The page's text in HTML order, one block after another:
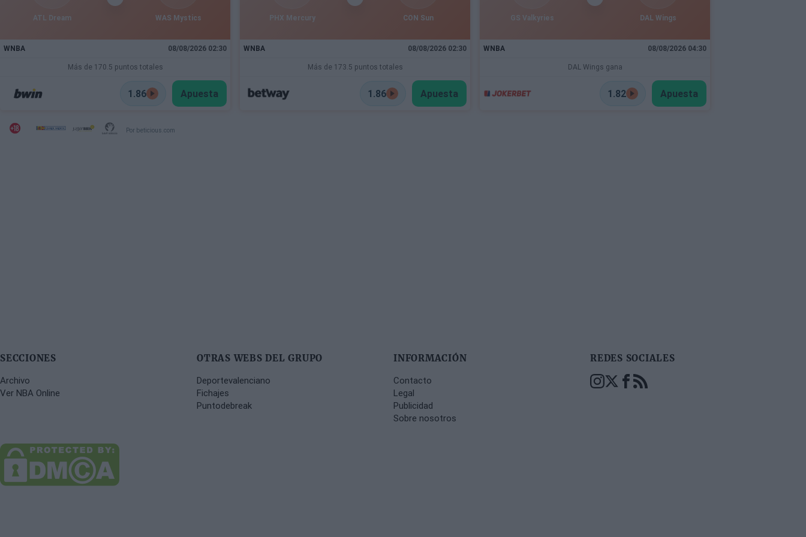
ATL Dream WAS Mystics
WNBA 08/08/2026 02:30
Más de 170.5 puntos totales
1.86 Apuesta
PHX Mercury CON Sun
WNBA 08/08/2026 02:30
Más de 173.5 puntos totales
1.86 Apuesta
GS Valkyries DAL Wings
WNBA 08/08/2026 04:30
DAL Wings gana
1.82 Apuesta
Por beticious.com
SECCIONES
Archivo
Ver NBA Online
OTRAS WEBS DEL GRUPO
Deportevalenciano
Fichajes
Puntodebreak
INFORMACIÓN
Contacto
Legal
Publicidad
Sobre nosotros
REDES SOCIALES